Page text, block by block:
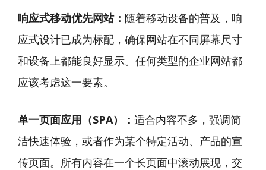
响应式移动优先网站： 随着移动设备的普及，响
应式设计已成为标配，确保网站在不同屏幕尺寸
和设备上都能良好显示。任何类型的企业网站都
应该考虑这一要素。
单一页面应用（SPA）： 适合内容不多，强调简
洁快速体验，或者作为某个特定活动、产品的宣
传页面。所有内容在一个长页面中滚动展现，交